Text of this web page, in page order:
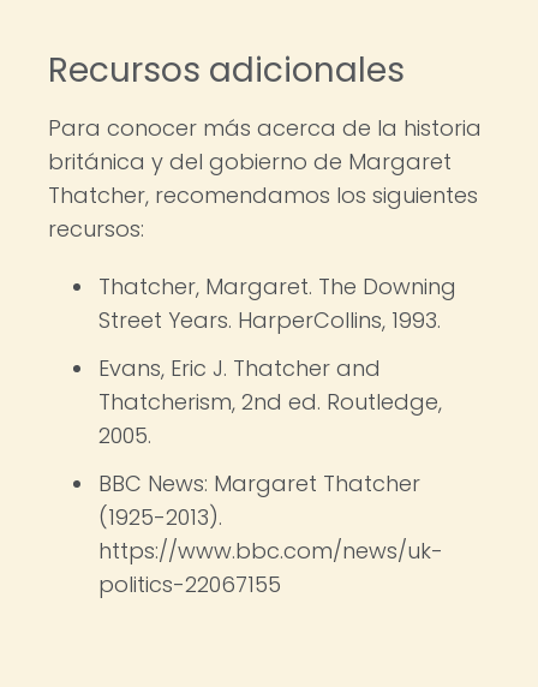
Recursos adicionales
Para conocer más acerca de la historia
británica y del gobierno de Margaret
Thatcher, recomendamos los siguientes
recursos:
Thatcher, Margaret. The Downing
Street Years. HarperCollins, 1993.
Evans, Eric J. Thatcher and
Thatcherism, 2nd ed. Routledge,
2005.
BBC News: Margaret Thatcher
(1925-2013).
https://www.bbc.com/news/uk-
politics-22067155